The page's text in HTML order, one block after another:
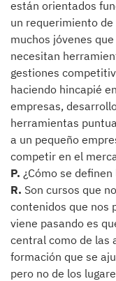
están orientados
un requerimiento
muchos jóvenes
necesitan
gestiones
haciendo hincapié
empresas,
herramientas
a un pequeño
competir en el
P. ¿Cómo se
R. Son cursos que
contenidos que nos
viene pasando es
central como de las
formación que se
pero no de los